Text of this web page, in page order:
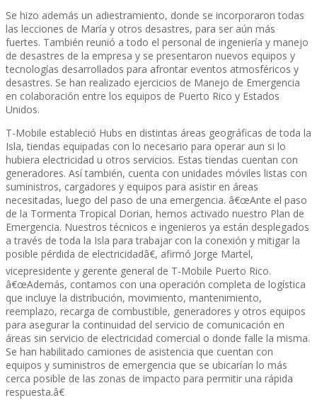
Se hizo además un adiestramiento, donde se incorporaron todas
las lecciones de Marí­a y otros desastres, para ser aún más
fuertes. También reunió a todo el personal de ingenierí­a y manejo
de desastres de la empresa y se presentaron nuevos equipos y
tecnologí­as desarrollados para afrontar eventos atmosféricos y
desastres. Se han realizado ejercicios de Manejo de Emergencia
en colaboración entre los equipos de Puerto Rico y Estados
Unidos.
T-Mobile estableció Hubs en distintas áreas geográficas de toda la
Isla, tiendas equipadas con lo necesario para operar aun si lo
hubiera electricidad u otros servicios. Estas tiendas cuentan con
generadores. Así­ también, cuenta con unidades móviles listas con
suministros, cargadores y equipos para asistir en áreas
necesitadas, luego del paso de una emergencia. â€œAnte el paso
de la Tormenta Tropical Dorian, hemos activado nuestro Plan de
Emergencia. Nuestros técnicos e ingenieros ya están desplegados
a través de toda la Isla para trabajar con la conexión y mitigar la
posible pérdida de electricidadâ€, afirmó Jorge Martel,
vicepresidente y gerente general de T-Mobile Puerto Rico.
â€œAdemás, contamos con una operación completa de logí­stica
que incluye la distribución, movimiento, mantenimiento,
reemplazo, recarga de combustible, generadores y otros equipos
para asegurar la continuidad del servicio de comunicación en
áreas sin servicio de electricidad comercial o donde falle la misma.
Se han habilitado camiones de asistencia que cuentan con
equipos y suministros de emergencia que se ubicarí­an lo más
cerca posible de las zonas de impacto para permitir una rápida
respuesta.â€